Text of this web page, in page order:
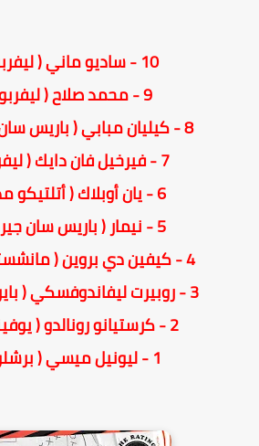
10 - ساديو ماني ( ليفربول ) 90